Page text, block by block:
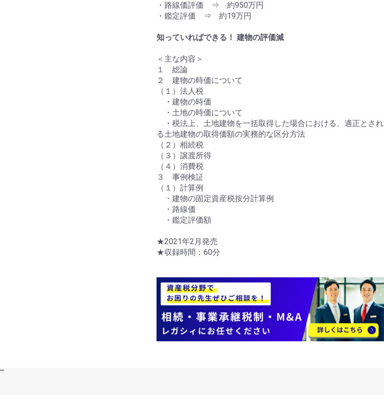
・路線価評価 ⇒ 約950万円
・鑑定評価 ⇒ 約19万円
知っていればできる！ 建物の評価減
＜主な内容＞
１ 総論
２ 建物の時価について
（１）法人税
・建物の時価
・土地の時価について
・税法上、土地建物を一括取得した場合における、適正とされ
る土地建物の取得価額の実務的な区分方法
（２）相続税
（３）譲渡所得
（４）消費税
３ 事例検証
（１）計算例
・建物の固定資産税按分計算例
・路線価
・鑑定評価額
★2021年2月発売
★収録時間：60分
""